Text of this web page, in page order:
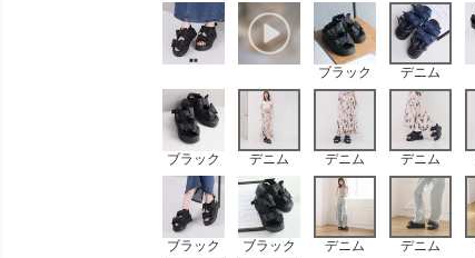
ブラック デニム
ブラック デニム デニム デニム
ブラック ブラック デニム デニム